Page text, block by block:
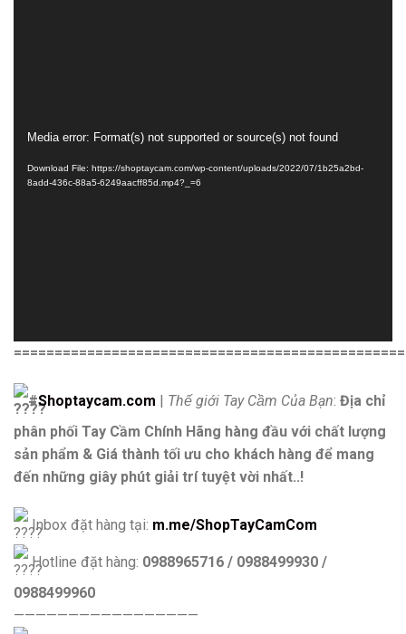
Trình
chơi
Video
Media error: Format(s) not supported or source(s) not found
Download File: https://shoptaycam.com/wp-content/uploads/2022/07/1b25a2bd-
8add-436c-88a5-6249aacff85d.mp4?_=6
#Shoptaycam.com | Thế giới Tay Cầm Của Bạn: Địa chỉ
phân phối Tay Cầm Chính Hãng hàng đầu với chất lượng
sản phẩm & Giá thành tối ưu cho khách hàng để mang
đến những giây phút giải trí tuyệt vời nhất..!
Inbox đặt hàng tại: m.me/ShopTayCamCom
Hotline đặt hàng: 0988965716 / 0988499930 /
0988499960
—————————————————